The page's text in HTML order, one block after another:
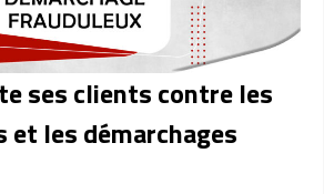
ses clients contre les
et les démarchages